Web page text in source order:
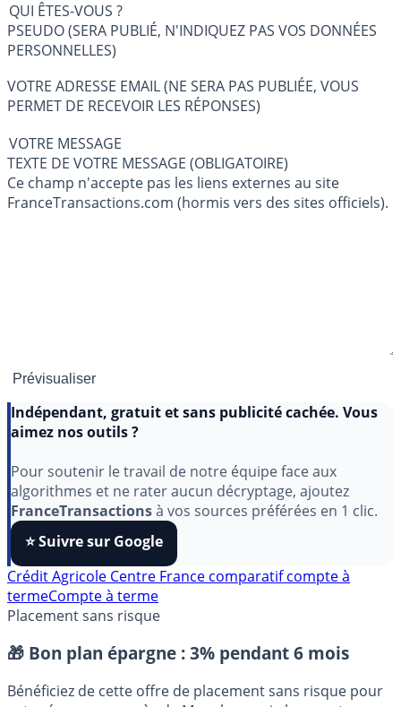
QUI ÊTES-VOUS ?
PSEUDO (SERA PUBLIÉ, N'INDIQUEZ PAS VOS DONNÉES
PERSONNELLES)
VOTRE ADRESSE EMAIL (NE SERA PAS PUBLIÉE, VOUS
PERMET DE RECEVOIR LES RÉPONSES)
VOTRE MESSAGE
TEXTE DE VOTRE MESSAGE (OBLIGATOIRE)
Ce champ n'accepte pas les liens externes au site
FranceTransactions.com (hormis vers des sites officiels).
Indépendant, gratuit et sans publicité cachée. Vous
Pour soutenir le travail de notre équipe face aux
algorithmes et ne rater aucun décryptage, ajoutez
FranceTransactionsà vos sources préférées en 1 clic.
⭐️ Suivre sur Google
Crédit Agricole Centre France
termeCompte à terme
Placement sans risque
🎁 Bon plan épargne : 3% pendant 6 mois